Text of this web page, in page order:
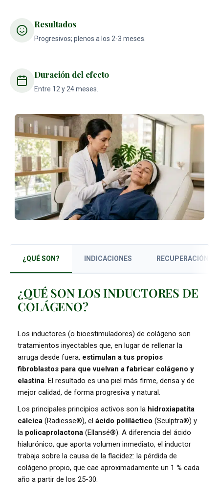
Resultados
Progresivos; plenos a los 2-3 meses.
Duración del efecto
Entre 12 y 24 meses.
¿QUÉ SON? INDICACIONES RECUPERACIÓN
¿QUÉ SON LOS INDUCTORES DE
COLÁGENO?
Los inductores (o bioestimuladores) de colágeno son
tratamientos inyectables que, en lugar de rellenar la
arruga desde fuera, estimulan a tus propios
fibroblastos para que vuelvan a fabricar colágeno y
elastina. El resultado es una piel más firme, densa y de
mejor calidad, de forma progresiva y natural.
Los principales principios activos son la hidroxiapatita
cálcica (Radiesse®), el ácido poliláctico (Sculptra®) y
la policaprolactona (Ellansé®). A diferencia del ácido
hialurónico, que aporta volumen inmediato, el inductor
trabaja sobre la causa de la flacidez: la pérdida de
colágeno propio, que cae aproximadamente un 1 % cada
año a partir de los 25-30.